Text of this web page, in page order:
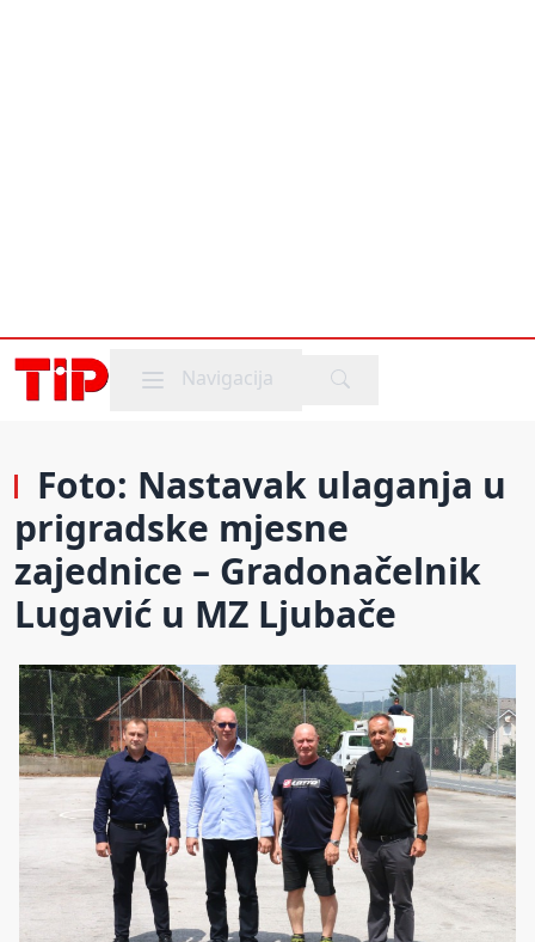
Mobile menu
Navigacija
Foto: Nastavak ulaganja u
prigradske mjesne
zajednice – Gradonačelnik
Lugavić u MZ Ljubače